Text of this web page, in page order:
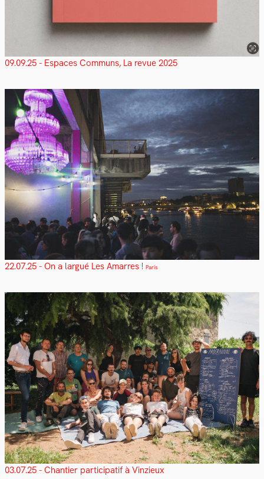
09.09.25 - Espaces Communs, La revue 2025
22.07.25 - On a largué Les Amarres ! Paris
03.07.25 - Chantier participatif à Vinzieux